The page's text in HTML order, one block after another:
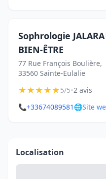
Sophrologie JALARA
BIEN-ÊTRE
77 Rue François Boulière,
33560 Sainte-Eulalie
★★★★★5/5•2 avis
📞+33674089581 🌐Site
Localisation